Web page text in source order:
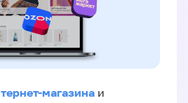
магазина и